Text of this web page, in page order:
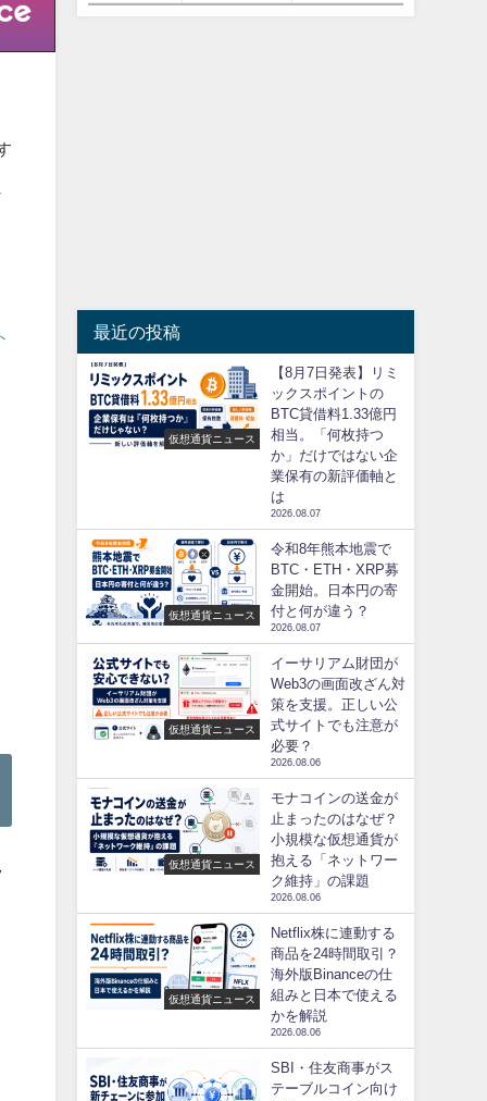
最近の投稿
仮想通貨ニュース
【8月7日発表】リミ
ックスポイントの
BTC貸借料1.33億円
相当。「何枚持つ
か」だけではない企
業保有の新評価軸と
は
2026.08.07
仮想通貨ニュース
令和8年熊本地震で
BTC・ETH・XRP募
金開始。日本円の寄
付と何が違う？
2026.08.07
仮想通貨ニュース
イーサリアム財団が
Web3の画面改ざん対
策を支援。正しい公
式サイトでも注意が
必要？
2026.08.06
仮想通貨ニュース
モナコインの送金が
止まったのはなぜ？
小規模な仮想通貨が
抱える「ネットワー
ク維持」の課題
2026.08.06
仮想通貨ニュース
Netflix株に連動する
商品を24時間取引？
海外版Binanceの仕
組みと日本で使える
かを解説
2026.08.06
SBI・住友商事がス
テーブルコイン向け